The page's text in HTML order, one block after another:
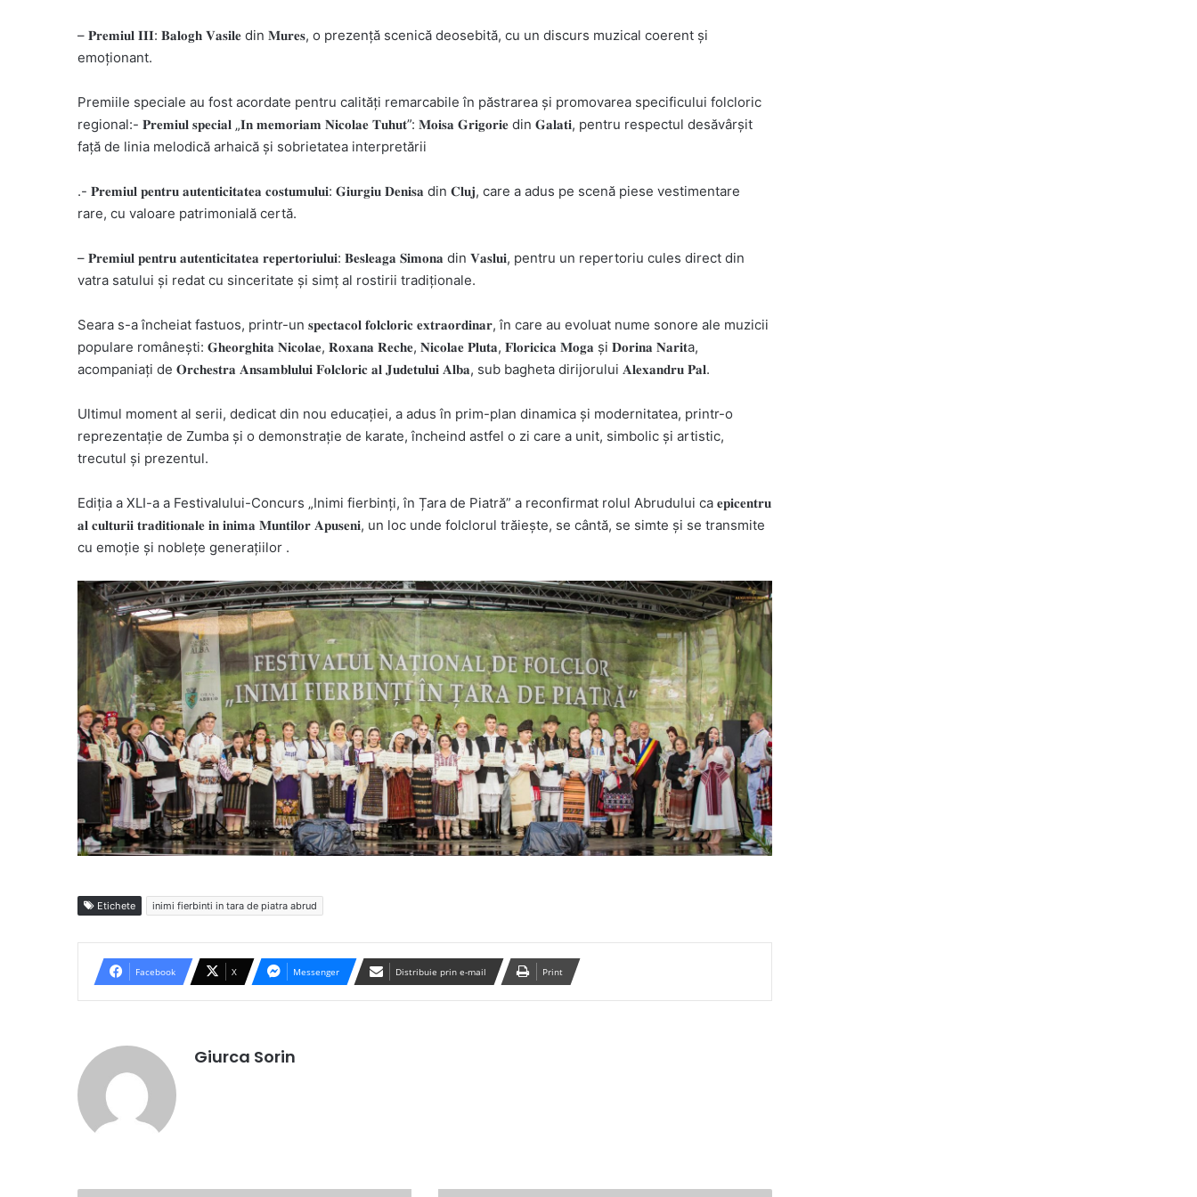
– 𝐏𝐫𝐞𝐦𝐢𝐮𝐥 𝐈𝐈𝐈: 𝐁𝐚𝐥𝐨𝐠𝐡 𝐕𝐚𝐬𝐢𝐥𝐞 din 𝐌𝐮𝐫𝐞𝐬, o prezență scenică deosebită, cu un discurs muzical coerent și
emoționant.
Premiile speciale au fost acordate pentru calități remarcabile în păstrarea și promovarea specificului folcloric
regional:- 𝐏𝐫𝐞𝐦𝐢𝐮𝐥 𝐬𝐩𝐞𝐜𝐢𝐚𝐥 „𝐈𝐧 𝐦𝐞𝐦𝐨𝐫𝐢𝐚𝐦 𝐍𝐢𝐜𝐨𝐥𝐚𝐞 𝐓𝐮𝐡𝐮𝐭”: 𝐌𝐨𝐢𝐬𝐚 𝐆𝐫𝐢𝐠𝐨𝐫𝐢𝐞 din 𝐆𝐚𝐥𝐚𝐭𝐢, pentru respectul desăvârșit
față de linia melodică arhaică și sobrietatea interpretării
.- 𝐏𝐫𝐞𝐦𝐢𝐮𝐥 𝐩𝐞𝐧𝐭𝐫𝐮 𝐚𝐮𝐭𝐞𝐧𝐭𝐢𝐜𝐢𝐭𝐚𝐭𝐞𝐚 𝐜𝐨𝐬𝐭𝐮𝐦𝐮𝐥𝐮𝐢: 𝐆𝐢𝐮𝐫𝐠𝐢𝐮 𝐃𝐞𝐧𝐢𝐬𝐚 din 𝐂𝐥𝐮𝐣, care a adus pe scenă piese vestimentare
rare, cu valoare patrimonială certă.
– 𝐏𝐫𝐞𝐦𝐢𝐮𝐥 𝐩𝐞𝐧𝐭𝐫𝐮 𝐚𝐮𝐭𝐞𝐧𝐭𝐢𝐜𝐢𝐭𝐚𝐭𝐞𝐚 𝐫𝐞𝐩𝐞𝐫𝐭𝐨𝐫𝐢𝐮𝐥𝐮𝐢: 𝐁𝐞𝐬𝐥𝐞𝐚𝐠𝐚 𝐒𝐢𝐦𝐨𝐧𝐚 din 𝐕𝐚𝐬𝐥𝐮𝐢, pentru un repertoriu cules direct din
vatra satului și redat cu sinceritate și simț al rostirii tradiționale.
Seara s-a încheiat fastuos, printr-un 𝐬𝐩𝐞𝐜𝐭𝐚𝐜𝐨𝐥 𝐟𝐨𝐥𝐜𝐥𝐨𝐫𝐢𝐜 𝐞𝐱𝐭𝐫𝐚𝐨𝐫𝐝𝐢𝐧𝐚𝐫, în care au evoluat nume sonore ale muzicii
populare românești: 𝐆𝐡𝐞𝐨𝐫𝐠𝐡𝐢𝐭𝐚 𝐍𝐢𝐜𝐨𝐥𝐚𝐞, 𝐑𝐨𝐱𝐚𝐧𝐚 𝐑𝐞𝐜𝐡𝐞, 𝐍𝐢𝐜𝐨𝐥𝐚𝐞 𝐏𝐥𝐮𝐭𝐚, 𝐅𝐥𝐨𝐫𝐢𝐜𝐢𝐜𝐚 𝐌𝐨𝐠𝐚 și 𝐃𝐨𝐫𝐢𝐧𝐚 𝐍𝐚𝐫𝐢𝐭a,
acompaniați de 𝐎𝐫𝐜𝐡𝐞𝐬𝐭𝐫𝐚 𝐀𝐧𝐬𝐚𝐦𝐛𝐥𝐮𝐥𝐮𝐢 𝐅𝐨𝐥𝐜𝐥𝐨𝐫𝐢𝐜 𝐚𝐥 𝐉𝐮𝐝𝐞𝐭𝐮𝐥𝐮𝐢 𝐀𝐥𝐛𝐚, sub bagheta dirijorului 𝐀𝐥𝐞𝐱𝐚𝐧𝐝𝐫𝐮 𝐏𝐚𝐥.
Ultimul moment al serii, dedicat din nou educației, a adus în prim-plan dinamica și modernitatea, printr-o
reprezentație de Zumba și o demonstrație de karate, încheind astfel o zi care a unit, simbolic și artistic,
trecutul și prezentul.
Ediția a XLI-a a Festivalului-Concurs „Inimi fierbinți, în Țara de Piatră” a reconfirmat rolul Abrudului ca 𝐞𝐩𝐢𝐜𝐞𝐧𝐭𝐫𝐮
𝐚𝐥 𝐜𝐮𝐥𝐭𝐮𝐫𝐢𝐢 𝐭𝐫𝐚𝐝𝐢𝐭𝐢𝐨𝐧𝐚𝐥𝐞 𝐢𝐧 𝐢𝐧𝐢𝐦𝐚 𝐌𝐮𝐧𝐭𝐢𝐥𝐨𝐫 𝐀𝐩𝐮𝐬𝐞𝐧𝐢, un loc unde folclorul trăiește, se cântă, se simte și se transmite
cu emoție și noblețe generațiilor .
Etichete inimi fierbinti in tara de piatra abrud
Facebook X Messenger Distribuie prin e-mail Print
Giurca Sorin